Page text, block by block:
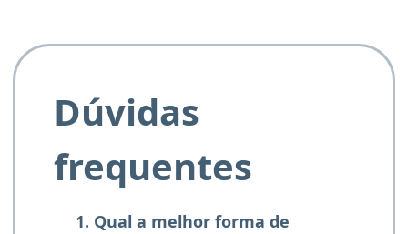
Dúvidas
frequentes
1. Qual a melhor forma de